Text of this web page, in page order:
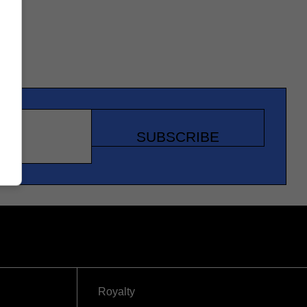
SUBSCRIBE
Royalty